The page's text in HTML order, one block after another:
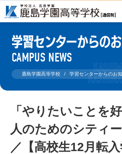
学習センターからの
CAMPUS NEWS
鹿島学園高等学校 学習センターからのお
「やりたいことを
人のためのシティ
／【高校生12月転